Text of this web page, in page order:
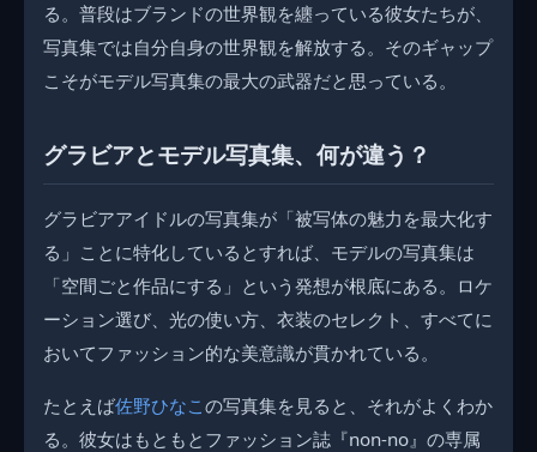
る。普段はブランドの世界観を纏っている彼女たちが、
写真集では自分自身の世界観を解放する。そのギャップ
こそがモデル写真集の最大の武器だと思っている。
グラビアとモデル写真集、何が違う？
グラビアアイドルの写真集が「被写体の魅力を最大化す
る」ことに特化しているとすれば、モデルの写真集は
「空間ごと作品にする」という発想が根底にある。ロケ
ーション選び、光の使い方、衣装のセレクト、すべてに
おいてファッション的な美意識が貫かれている。
たとえば佐野ひなこの写真集を見ると、それがよくわか
る。彼女はもともとファッション誌『non-no』の専属